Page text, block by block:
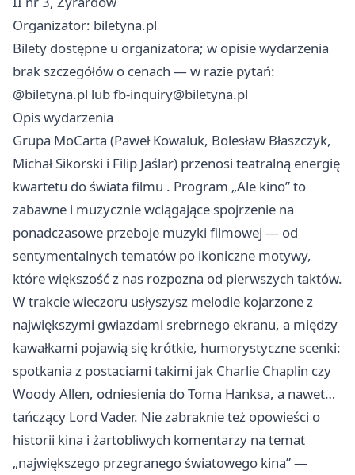
Organizator: biletyna.pl
Bilety dostępne u organizatora; w opisie wydarzenia
brak szczegółów o cenach — w razie pytań:
@biletyna.pl lubfb-inquiry@biletyna.pl
Opis wydarzenia
Grupa MoCarta (Paweł Kowaluk, Bolesław Błaszczyk,
Michał Sikorski i Filip Jaślar) przenosi teatralną energię
kwartetu do świata filmu . Program „Ale kino” to
zabawne i muzycznie wciągające spojrzenie na
ponadczasowe przeboje muzyki filmowej — od
sentymentalnych tematów po ikoniczne motywy,
które większość z nas rozpozna od pierwszych taktów.
W trakcie wieczoru usłyszysz melodie kojarzone z
największymi gwiazdami srebrnego ekranu, a między
kawałkami pojawią się krótkie, humorystyczne scenki:
spotkania z postaciami takimi jak Charlie Chaplin czy
Woody Allen, odniesienia do Toma Hanksa, a nawet…
tańczący Lord Vader. Nie zabraknie też opowieści o
historii kina i żartobliwych komentarzy na temat
„największego przegranego światowego kina” —